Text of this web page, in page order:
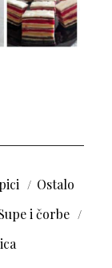
Ostalo
i čorbe